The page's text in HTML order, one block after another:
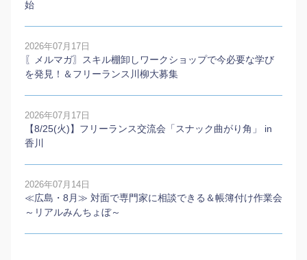
始
2026年07月17日
〖メルマガ〗スキル棚卸しワークショップで今必要な学び
を発見！＆フリーランス川柳大募集
2026年07月17日
【8/25(火)】フリーランス交流会「スナック曲がり角」 in
香川
2026年07月14日
≪広島・8月≫ 対面で専門家に相談できる＆帳簿付け作業会
～リアルみんちょぼ～